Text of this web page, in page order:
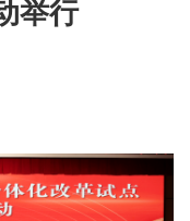
举行